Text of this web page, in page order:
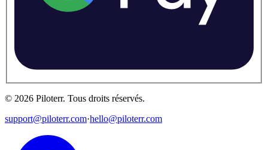
© 2026 Piloterr. Tous droits réservés.
support@piloterr.com·hello@piloterr.com